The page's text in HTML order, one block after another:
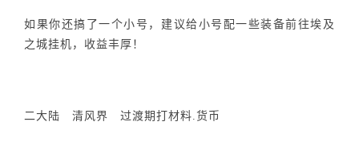
如果你还搞了一个小号，建议给小号配一些装备前往埃及
之城挂机，收益丰厚！
二大陆 清风界 过渡期打材料.货币